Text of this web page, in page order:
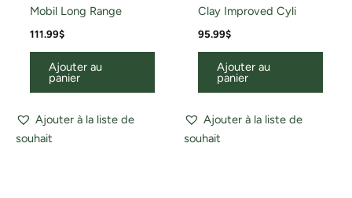
Mobil Long Range
111.99$
Ajouter au
panier
Ajouter à la liste de
souhait
Clay Improved Cyli
95.99$
Ajouter au
panier
Ajouter à la liste de
souhait